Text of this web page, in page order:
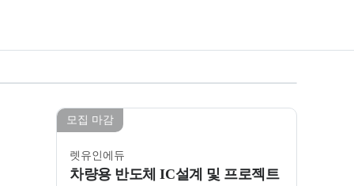
모든 사진 보기
정 4기모집 마감
렛유인에듀
차량용 반도체 IC설계 및 프로젝트